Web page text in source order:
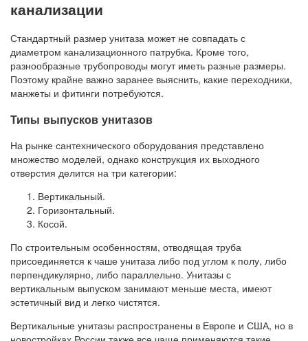
канализации
Стандартный размер унитаза может не совпадать с
диаметром канализационного патрубка. Кроме того,
разнообразные трубопроводы могут иметь разные размеры.
Поэтому крайне важно заранее выяснить, какие переходники,
манжеты и фитинги потребуются.
Типы выпусков унитазов
На рынке сантехнического оборудования представлено
множество моделей, однако конструкция их выходного
отверстия делится на три категории:
Вертикальный.
Горизонтальный.
Косой.
По строительным особенностям, отводящая труба
присоединяется к чаше унитаза либо под углом к полу, либо
перпендикулярно, либо параллельно. Унитазы с
вертикальным выпуском занимают меньше места, имеют
эстетичный вид и легко чистятся.
Вертикальные унитазы распространены в Европе и США, но в